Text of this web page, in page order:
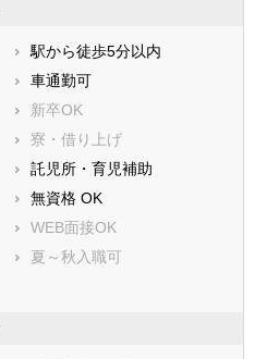
駅から徒歩5分以内
車通勤可
新卒OK
寮・借り上げ
託児所・育児補助
無資格 OK
WEB面接OK
夏～秋入職可